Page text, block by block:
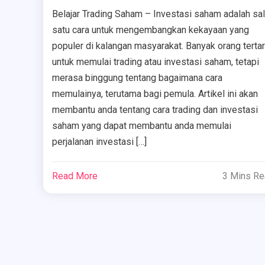
Belajar Trading Saham – Investasi saham adalah
satu cara untuk mengembangkan kekayaan yang
populer di kalangan masyarakat. Banyak orang
untuk memulai trading atau investasi saham, tetapi
merasa binggung tentang bagaimana cara
memulainya, terutama bagi pemula. Artikel ini akan
membantu anda tentang cara trading dan investasi
saham yang dapat membantu anda memulai
perjalanan investasi […]
Read More 3 Mins